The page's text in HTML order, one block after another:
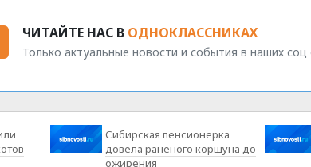
ЧИТАЙТЕ НАС В ОДНОКЛАССНИКАХ
Только актуальные новости и события в наших соц
Сибирская пенсионерка
довела раненого коршуна до
ожирения